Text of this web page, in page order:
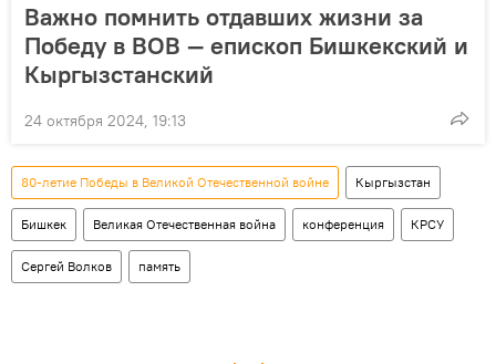
Важно помнить отдавших жизни за
Победу в ВОВ — епископ Бишкекский и
Кыргызстанский
24 октября 2024, 19:13
80-летие Победы в Великой Отечественной войне Кыргызстан
Бишкек Великая Отечественная война конференция КРСУ
Сергей Волков память